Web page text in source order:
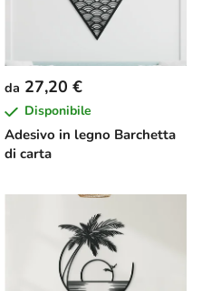
Adesivo in legno Barchetta
di carta
da 27,20 €
Disponibile